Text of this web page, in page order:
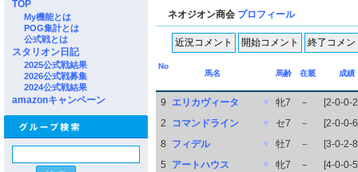
TOP
My機能とは
POG集計とは
公式戦とは
スタリオン日記
2025公式戦結果
2026公式戦募集
2024公式戦結果
amazonキャンペーン
ネオジオン商会 プロフィール
No
馬名
馬齢 在厩 成績
9 エリカヴィータ ▼ 牝7 －
[2-0-0-
2
コマンドライン ▼ セ7 －
[2-0-0-
8
フィデル ▼ 牡7 －
[3-0-2-
5
アートハウス ▼ 牝7 －
[4-0-0-